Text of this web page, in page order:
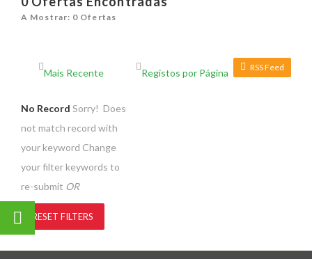
A Mostrar: 0 Ofertas
RSS Feed
No Record Sorry! Does
not match record with
your keyword Change
your filter keywords to
re-submit OR
RESET FILTERS